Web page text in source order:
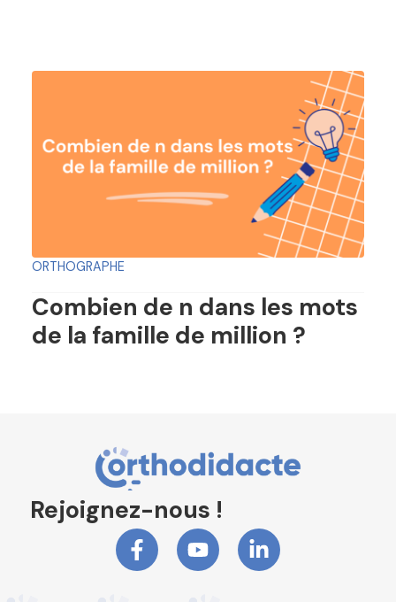
ORTHOGRAPHE
Combien de n dans les mots
de la famille de million ?
Rejoignez-nous !